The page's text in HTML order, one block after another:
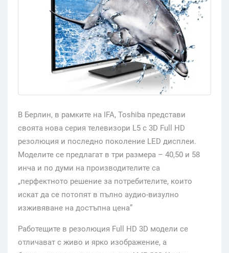
В Берлин, в рамките на IFA, Toshiba представи
своята нова серия телевизори L5 с 3D Full HD
резолюция и последно поколение LED дисплеи.
Моделите се предлагат в три размера – 40,50 и 58
инча и по думи на производителите са
„перфектното решение за потребителите, които
искат да се потопят в пълно аудио-визулно
изживяване на достъпна цена”
Работещите в резолюция Full HD 3D модели се
отличават с живо и ярко изображение, а